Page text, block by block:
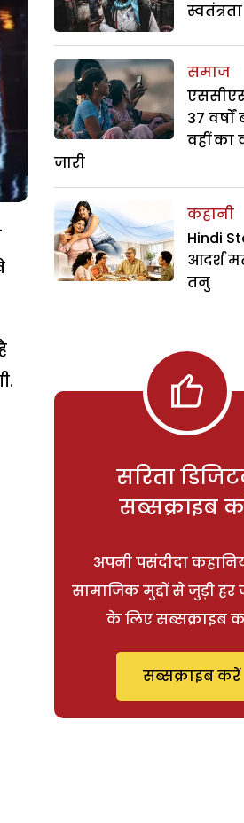
स्वतंत्रता
समाज
37
वहीं का
जारी
कहानी
Hindi
आदर्श
तनु
सरिता
सब्सक्राइब
अपनी पसंदीदा
सामाजिक मुद्दों से जुड़ी हर
के लिए सब्सक्राइब
सब्सक्राइब करें